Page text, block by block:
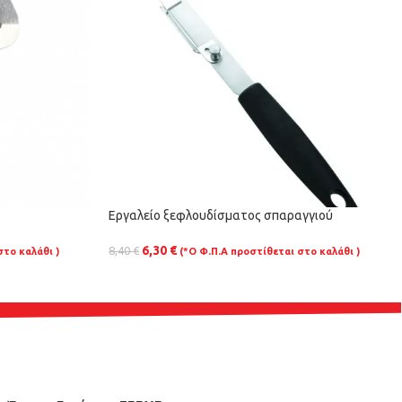
καλάθι )
Εργαλείο ξεφλουδίσματος σπαραγγιού
8,40€ 6,30 € (*Ο Φ.Π.Α προστίθεται στο καλάθι )